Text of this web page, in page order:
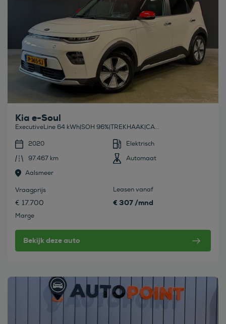
Kia e-Soul
ExecutiveLine 64 kWh|SOH 96%|TREKHAAK|CA...
2020
Elektrisch
97.467 km
Automaat
Aalsmeer
Vraagprijs
€ 17.700
Marge
Leasen vanaf
€ 307 /mnd
Bekijk deze auto
Bekijk deze auto